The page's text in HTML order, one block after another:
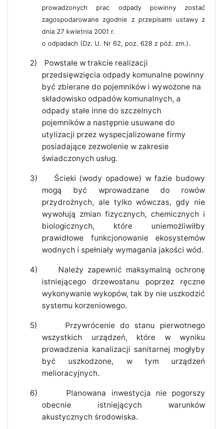
prowadzonych prac odpady powinny zostać
zagospodarowane zgodnie z przepisami ustawy z
dnia 27 kwietnia 2001 r.
o odpadach (Dz. U. Nr 62, poz. 628 z póź. zm.).
2)
Powstałe w trakcie realizacji
przedsięwzięcia odpady komunalne powinny
być zbierane do pojemników i wywożone na
składowisko odpadów komunalnych, a
odpady stałe inne do szczelnych
pojemników a następnie usuwane do
utylizacji przez wyspecjalizowane firmy
posiadające zezwolenie w zakresie
świadczonych usług.
3)
Ścieki (wody opadowe) w fazie budowy
mogą być wprowadzane do rowów
przydrożnych, ale tylko wówczas, gdy nie
wywołują zmian fizycznych, chemicznych i
biologicznych, które uniemożliwiłby
prawidłowe funkcjonowanie ekosystemów
wodnych i spełniały wymagania jakości wód.
4)
Należy zapewnić maksymalną ochronę
istniejącego drzewostanu poprzez ręczne
wykonywanie wykopów, tak by nie uszkodzić
systemu korzeniowego.
5)
Przywrócenie do stanu pierwotnego
wszystkich urządzeń, które w wyniku
prowadzenia kanalizacji sanitarnej mogłyby
być uszkodzone, w tym urządzeń
melioracyjnych.
6)
Planowana inwestycja nie pogorszy
obecnie istniejących warunków
akustycznych środowiska.